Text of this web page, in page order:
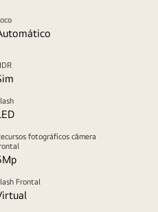
fotográficos câmera
Frontal